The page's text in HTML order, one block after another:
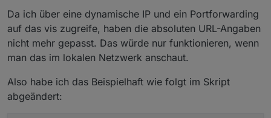
Da ich über eine dynamische IP und ein Portforwarding
auf das vis zugreife, haben die absoluten URL-Angaben
nicht mehr gepasst. Das würde nur funktionieren, wenn
man das im lokalen Netzwerk anschaut.
Also habe ich das Beispielhaft wie folgt im Skript
abgeändert: